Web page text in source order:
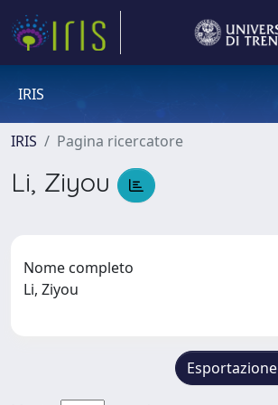
IRIS
IRIS Pagina ricercatore
Li, Ziyou
Nome completo
Li, Ziyou
Esportazione